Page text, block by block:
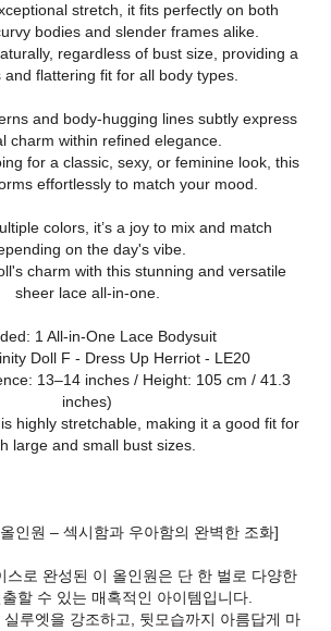
stretch, it fits perfectly on both
bodies and slender frames alike.
regardless of bust size, providing a
and flattering fit for all body types.
and body-hugging lines subtly express
charm within refined elegance.
for a classic, sexy, or feminine look, this
effortlessly to match your mood.
colors, it’s a joy to mix and match
on the day's vibe.
charm with this stunning and versatile
sheer lace all-in-one.
1 All-in-One Lace Bodysuit
Doll F - Dress Up Herriot - LE20
13–14 inches / Height: 105 cm / 41.3
inches)
highly stretchable, making it a good fit for
large and small bust sizes.
인원 – 섹시함과 우아함의 완벽한 조화]
스로 완성된 이 올인원은 단 한 벌로 다양한
할 수 있는 매혹적인 아이템입니다.
루엣을 강조하고, 뒷모습까지 아름답게 마